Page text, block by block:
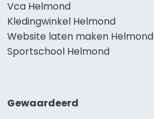
Vca Helmond
Kledingwinkel Helmond
Website laten maken Helmond
Sportschool Helmond
Gewaardeerd